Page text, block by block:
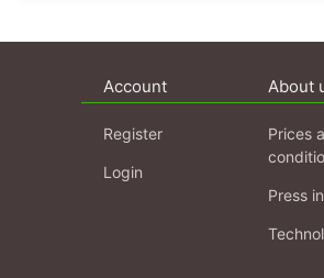
Account
Register
Login
About
Prices
Press